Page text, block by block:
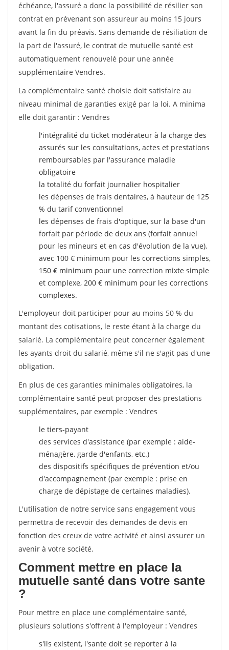
échéance, l'assuré a donc la possibilité de résilier son
contrat en prévenant son assureur au moins 15 jours
avant la fin du préavis. Sans demande de résiliation de
la part de l'assuré, le contrat de mutuelle santé est
automatiquement renouvelé pour une année
supplémentaire Vendres.
La complémentaire santé choisie doit satisfaire au
niveau minimal de garanties exigé par la loi. A minima
elle doit garantir : Vendres
l'intégralité du ticket modérateur à la charge des
assurés sur les consultations, actes et prestations
remboursables par l'assurance maladie
obligatoire
la totalité du forfait journalier hospitalier
les dépenses de frais dentaires, à hauteur de 125
% du tarif conventionnel
les dépenses de frais d'optique, sur la base d'un
forfait par période de deux ans (forfait annuel
pour les mineurs et en cas d'évolution de la vue),
avec 100 € minimum pour les corrections simples,
150 € minimum pour une correction mixte simple
et complexe, 200 € minimum pour les corrections
complexes.
L'employeur doit participer pour au moins 50 % du
montant des cotisations, le reste étant à la charge du
salarié. La complémentaire peut concerner également
les ayants droit du salarié, même s'il ne s'agit pas d'une
obligation.
En plus de ces garanties minimales obligatoires, la
complémentaire santé peut proposer des prestations
supplémentaires, par exemple : Vendres
le tiers-payant
des services d'assistance (par exemple : aide-
ménagère, garde d'enfants, etc.)
des dispositifs spécifiques de prévention et/ou
d'accompagnement (par exemple : prise en
charge de dépistage de certaines maladies).
L'utilisation de notre service sans engagement vous
permettra de recevoir des demandes de devis en
fonction des creux de votre activité et ainsi assurer un
avenir à votre société.
Comment mettre en place la
mutuelle santé dans votre sante
?
Pour mettre en place une complémentaire santé,
plusieurs solutions s'offrent à l'employeur : Vendres
s'ils existent, l'sante doit se reporter à la